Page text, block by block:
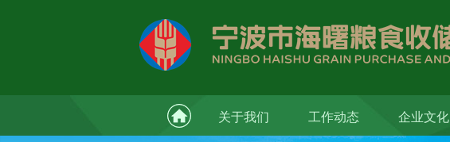
关于我们 工作动态 企业文化